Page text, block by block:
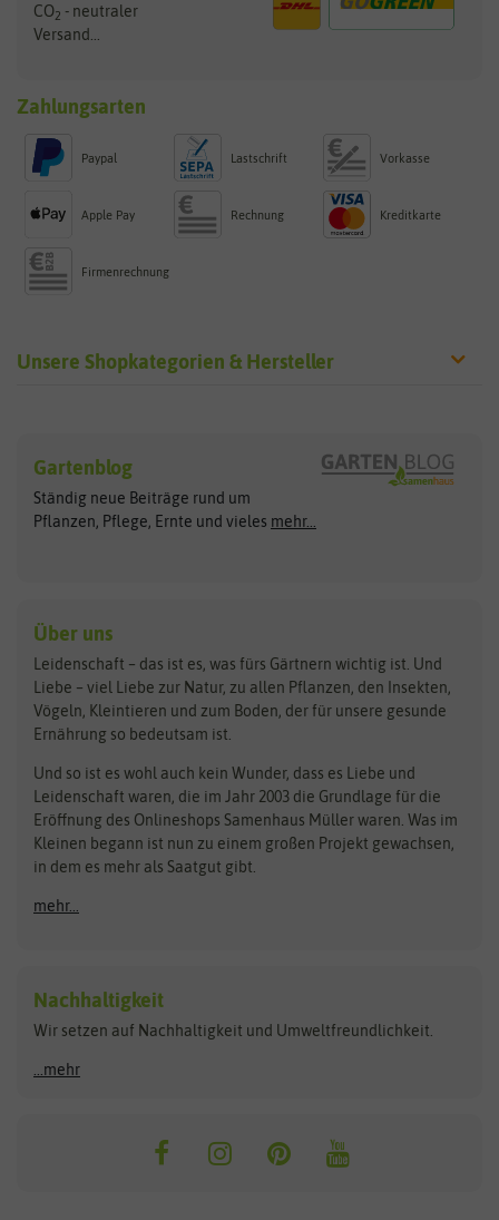
CO2 - neutraler
Versand...
Zahlungsarten
Paypal Lastschrift Vorkasse
Apple Pay Rechnung Kreditkarte
Firmenrechnung
Unsere Shopkategorien & Hersteller
Exotische Samen
Gemüsesamen
Gründünger
Kräutersamen
Obstsamen
Pilzbrut
Rasensamen
Steckzwiebeln
Zimmer & Kübelpflanzen
Kataloge
Schnäppchen
Anzucht & Gartenzubehör
Anzuchtschalen
Heizmatte & Heizkabel
Kokos-Quelltabletten
Zimmergewächshaus
Arche Noah
ASB Greenworld
Benary
Bingenheimer Saatgut
Bionana
BIOWOL
Blumicorn
Bûten Birds
Carl Pabst
Clever Pots
COMPO
Dürr-Samen
Feldsaaten Freudenberger
Fertil
Flora Elite
Florissa
Flortis
Franchi Sementi
Hortitops
JUB Holland
Gartenblog
Ständig neue Beiträge rund um
Pflanzen, Pflege, Ernte und vieles mehr...
Über uns
Leidenschaft – das ist es, was fürs Gärtnern wichtig ist. Und
Liebe – viel Liebe zur Natur, zu allen Pflanzen, den Insekten,
Vögeln, Kleintieren und zum Boden, der für unsere gesunde
Ernährung so bedeutsam ist.
Und so ist es wohl auch kein Wunder, dass es Liebe und
Leidenschaft waren, die im Jahr 2003 die Grundlage für die
Eröffnung des Onlineshops Samenhaus Müller waren. Was im
Kleinen begann ist nun zu einem großen Projekt gewachsen,
in dem es mehr als Saatgut gibt.
mehr...
Nachhaltigkeit
Wir setzen auf Nachhaltigkeit und Umweltfreundlichkeit.
...mehr